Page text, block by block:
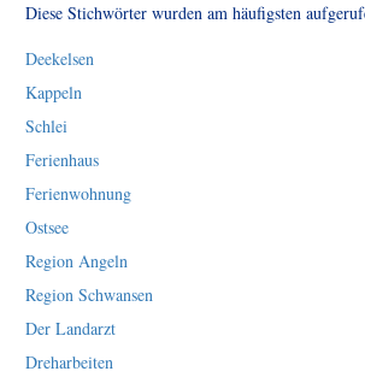
Diese Stichwörter wurden am häufigsten
Deekelsen
Kappeln
Schlei
Ferienhaus
Ferienwohnung
Ostsee
Region Angeln
Region Schwansen
Der Landarzt
Dreharbeiten